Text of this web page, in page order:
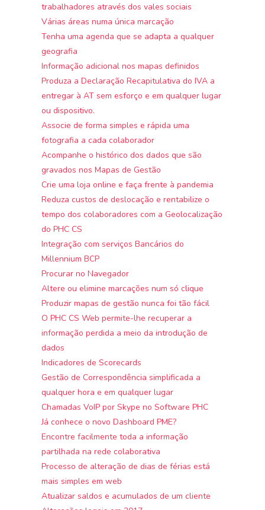
trabalhadores através dos vales sociais
Várias áreas numa única marcação
Tenha uma agenda que se adapta a qualquer
geografia
Informação adicional nos mapas definidos
Produza a Declaração Recapitulativa do IVA a
entregar à AT sem esforço e em qualquer lugar
ou dispositivo.
Associe de forma simples e rápida uma
fotografia a cada colaborador
Acompanhe o histórico dos dados que são
gravados nos Mapas de Gestão
Crie uma loja online e faça frente à pandemia
Reduza custos de deslocação e rentabilize o
tempo dos colaboradores com a Geolocalização
do PHC CS
Integração com serviços Bancários do
Millennium BCP
Procurar no Navegador
Altere ou elimine marcações num só clique
Produzir mapas de gestão nunca foi tão fácil
O PHC CS Web permite-lhe recuperar a
informação perdida a meio da introdução de
dados
Indicadores de Scorecards
Gestão de Correspondência simplificada a
qualquer hora e em qualquer lugar
Chamadas VoIP por Skype no Software PHC
Já conhece o novo Dashboard PME?
Encontre facilmente toda a informação
partilhada na rede colaborativa
Processo de alteração de dias de férias está
mais simples em web
Atualizar saldos e acumulados de um cliente